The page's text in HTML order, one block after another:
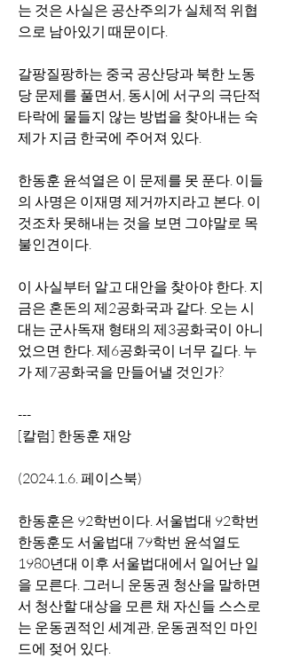
는 것은 사실은 공산주의가 실체적 위협
으로 남아있기 때문이다.
갈팡질팡하는 중국 공산당과 북한 노동
당 문제를 풀면서, 동시에 서구의 극단적
타락에 물들지 않는 방법을 찾아내는 숙
제가 지금 한국에 주어져 있다.
한동훈 윤석열은 이 문제를 못 푼다. 이들
의 사명은 이재명 제거까지라고 본다. 이
것조차 못해내는 것을 보면 그야말로 목
불인견이다.
이 사실부터 알고 대안을 찾아야 한다. 지
금은 혼돈의 제2공화국과 같다. 오는 시
대는 군사독재 형태의 제3공화국이 아니
었으면 한다. 제6공화국이 너무 길다. 누
가 제7공화국을 만들어낼 것인가?
---
[칼럼] 한동훈 재앙
(2024.1.6. 페이스북)
한동훈은 92학번이다. 서울법대 92학번
한동훈도 서울법대 79학번 윤석열도
1980년대 이후 서울법대에서 일어난 일
을 모른다. 그러니 운동권 청산을 말하면
서 청산할 대상을 모른 채 자신들 스스로
는 운동권적인 세계관, 운동권적인 마인
드에 젖어 있다.